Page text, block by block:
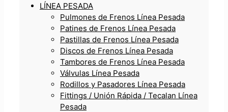
LÍNEA PESADA
Pulmones de Frenos Línea Pesada
Patines de Frenos Línea Pesada
Pastillas de Frenos Línea Pesada
Discos de Frenos Línea Pesada
Tambores de Frenos Línea Pesada
Válvulas Línea Pesada
Rodillos y Pasadores Línea Pesada
Fittings / Unión Rápida / Tecalan Línea
Pesada